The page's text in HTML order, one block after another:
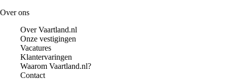
Over ons
Over Vaartland.nl
Onze vestigingen
Vacatures
Klantervaringen
Waarom Vaartland.nl?
Contact